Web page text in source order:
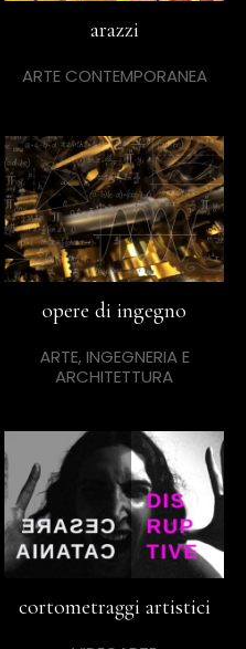
arazzi
ARTE CONTEMPORANEA
opere di ingegno
ARTE, INGEGNERIA E
ARCHITETTURA
cortometraggi artistici